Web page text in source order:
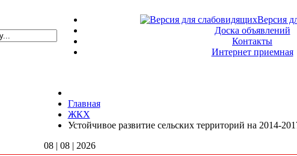
Версия
Доска объявлений
Контакты
Интернет приемная
Главная
ЖКХ
Устойчивое развитие сельских территорий на 2014-
08 | 08 | 2026